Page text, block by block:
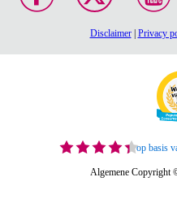
Disclaimer| Privacy
op basis
Algemene Copyright